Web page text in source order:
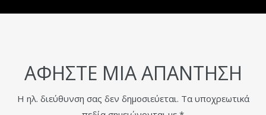
ΑΦΉΣΤΕ ΜΙΑ ΑΠΆΝΤΗΣΗ
Η ηλ. διεύθυνση σας δεν δημοσιεύεται. Τα υποχρεωτικά